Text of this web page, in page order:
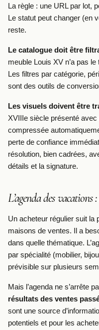
La règle : une URL par lot,
Le statut peut changer (en
reste.
Le catalogue doit être
meuble Louis XV n’a pas
Les filtres par catégorie,
sont des outils de
Les visuels doivent être
XVIIIe siècle présenté
compressée
perte de confiance
résolution, bien cadrées,
détails et la signature.
L’agenda des
Un acheteur régulier suit la
maisons de ventes. Il a
dans quelle thématique.
par spécialité (mobilier,
prévisible sur plusieurs
Mais l’agenda ne s’arrête
résultats des ventes
sont une source
potentiels et pour les